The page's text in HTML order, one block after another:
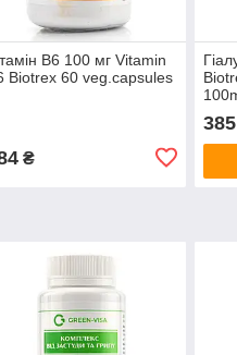
В6 100 мг Vitamin
Biotrex 60 veg.capsules
₴
385